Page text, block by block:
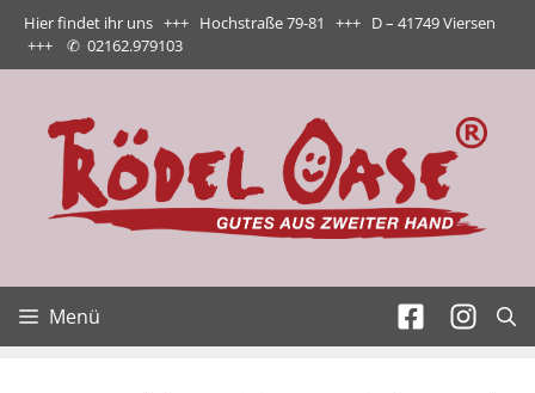
Zum
Inhalt
springen
Hier findet ihr uns +++ Hochstraße 79-81 +++ D – 41749 Viersen
+++ ✆ 02162.979103
Menü